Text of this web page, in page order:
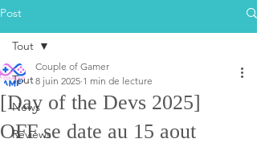
Post
Tout
News
Reviews
Tout
[Day of the Devs 2025]
OFF se date au 15 aout
Couple of Gamer
8 juin 2025 1 min de lecture